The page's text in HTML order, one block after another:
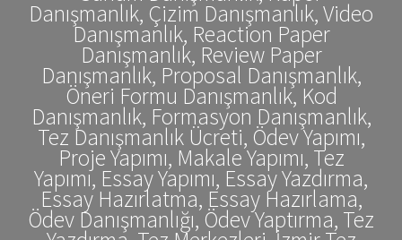
Danışmanlık, Çizim Danışmanlık, Video
Danışmanlık, Reaction Paper
Danışmanlık, Review Paper
Danışmanlık, Proposal Danışmanlık,
Öneri Formu Danışmanlık, Kod
Danışmanlık, Formasyon Danışmanlık,
Tez Danışmanlık Ücreti, Ödev Yapımı,
Proje Yapımı, Makale Yapımı, Tez
Yapımı, Essay Yapımı, Essay Yazdırma,
Essay Hazırlatma, Essay Hazırlama,
Ödev Danışmanlığı, Ödev Yaptırma, Tez